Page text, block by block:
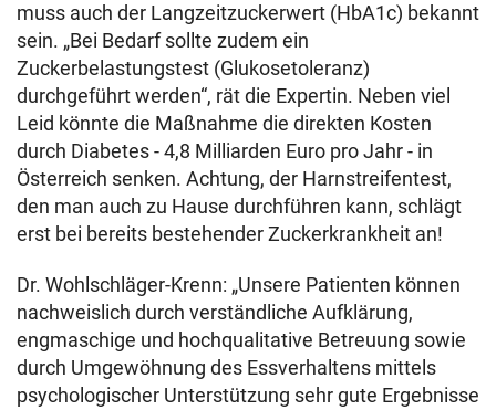
muss auch der Langzeitzuckerwert (HbA1c) bekannt
sein. „Bei Bedarf sollte zudem ein
Zuckerbelastungstest (Glukosetoleranz)
durchgeführt werden“, rät die Expertin. Neben viel
Leid könnte die Maßnahme die direkten Kosten
durch Diabetes - 4,8 Milliarden Euro pro Jahr - in
Österreich senken. Achtung, der Harnstreifentest,
den man auch zu Hause durchführen kann, schlägt
erst bei bereits bestehender Zuckerkrankheit an!
Dr. Wohlschläger-Krenn: „Unsere Patienten können
nachweislich durch verständliche Aufklärung,
engmaschige und hochqualitative Betreuung sowie
durch Umgewöhnung des Essverhaltens mittels
psychologischer Unterstützung sehr gute Ergebnisse